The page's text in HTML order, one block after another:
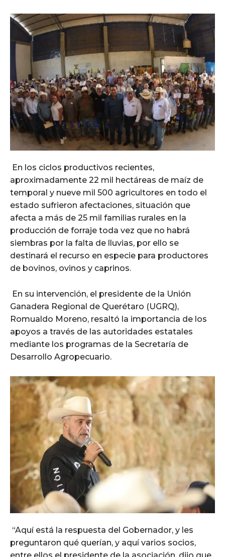
En los ciclos productivos recientes,
aproximadamente 22 mil hectáreas de maíz de
temporal y nueve mil 500 agricultores en todo el
estado sufrieron afectaciones, situación que
afecta a más de 25 mil familias rurales en la
producción de forraje toda vez que no habrá
siembras por la falta de lluvias, por ello se
destinará el recurso en especie para productores
de bovinos, ovinos y caprinos.
En su intervención, el presidente de la Unión
Ganadera Regional de Querétaro (UGRQ),
Romualdo Moreno, resaltó la importancia de los
apoyos a través de las autoridades estatales
mediante los programas de la Secretaría de
Desarrollo Agropecuario.
“Aquí está la respuesta del Gobernador, y les
preguntaron qué querían, y aquí varios socios,